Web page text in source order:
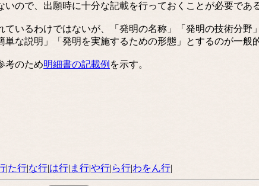
ので、出願時に十分な記載を行っておくことが必要である
いるわけではないが、「発明の名称」「発明の技術分
な説明」「発明を実施するための形態」とするのが一般
考のため明細書の記載例 を示す。
|た行|な行|は行| ま行|や行|ら行|わをん行|